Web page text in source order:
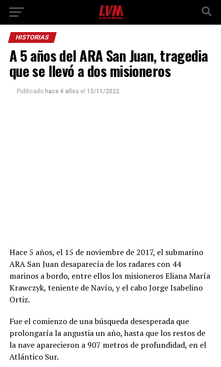
HISTORIAS
A 5 años del ARA San Juan, tragedia
que se llevó a dos misioneros
Publicado hace 4 años el 15/11/2022
Hace 5 años, el 15 de noviembre de 2017, el submarino
ARA San Juan desaparecía de los radares con 44
marinos a bordo, entre ellos los misioneros Eliana María
Krawczyk, teniente de Navío, y el cabo Jorge Isabelino
Ortiz.
Fue el comienzo de una búsqueda desesperada que
prolongaría la angustia un año, hasta que los restos de
la nave aparecieron a 907 metros de profundidad, en el
Atlántico Sur.